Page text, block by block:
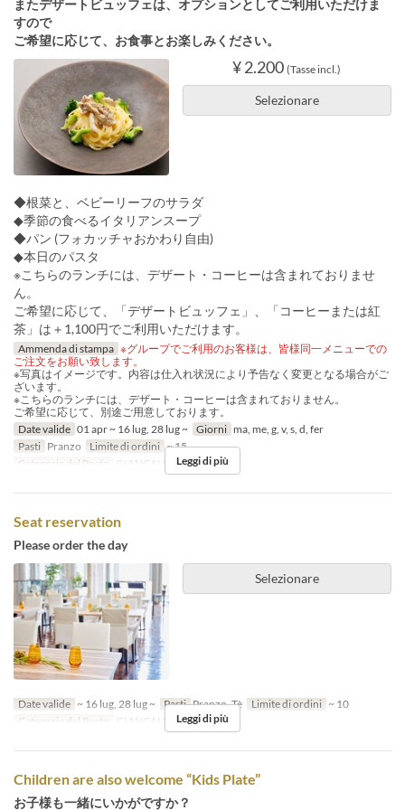
またデザートビュッフェは、オプションとしてご利用いただけま
すので
ご希望に応じて、お食事とお楽しみください。
¥ 2.200 (Tasse incl.)
Selezionare
◆根菜と、ベビーリーフのサラダ
◆季節の食べるイタリアンスープ
◆パン (フォカッチャおかわり自由)
◆本日のパスタ
※こちらのランチには、デザート・コーヒーは含まれておりませ
ん。
ご希望に応じて、「デザートビュッフェ」、「コーヒーまたは紅
茶」は＋1,100円でご利用いただけます。
Ammenda di stampa ※グループでご利用のお客様は、皆様同一メニューでの
ご注文をお願い致します。
※写真はイメージです。内容は仕入れ状況により予告なく変更となる場合がご
ざいます。
※こちらのランチには、デザート・コーヒーは含まれておりません。
ご希望に応じて、別途ご用意しております。
Date valide 01 apr ~ 16 lug, 28 lug ~ Giorni ma, me, g, v, s, d, fer
Pasti Pranzo Limite di ordini ~ 15
Categoria del Posto
GIANCALDO3Theat
Leggi di più
Seat reservation
Please order the day
Selezionare
Date valide ~ 16 lug, 28 lug ~ Pasti Pranzo, Tè Limite di ordini ~ 10
Categoria del Posto
GIANCALDO3Theat
Leggi di più
Children are also welcome “Kids Plate”
お子様も一緒にいかがですか？